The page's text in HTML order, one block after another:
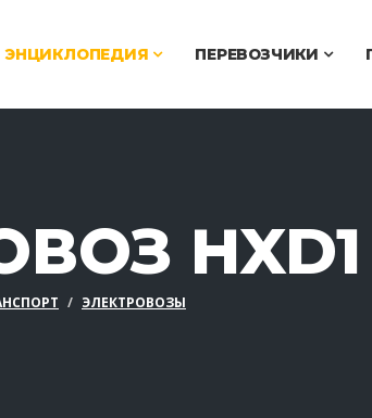
ЭНЦИКЛОПЕДИЯ ПЕРЕВОЗЧИКИ
HXD1
ЭЛЕКТРОВОЗЫ